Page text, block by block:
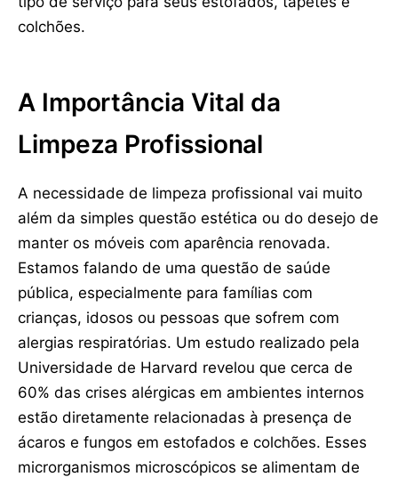
colchões.
A Importância Vital da
Limpeza Profissional
A necessidade de limpeza profissional vai muito
além da simples questão estética ou do desejo de
manter os móveis com aparência renovada.
Estamos falando de uma questão de saúde
pública, especialmente para famílias com
crianças, idosos ou pessoas que sofrem com
alergias respiratórias. Um estudo realizado pela
Universidade de Harvard revelou que cerca de
60% das crises alérgicas em ambientes internos
estão diretamente relacionadas à presença de
ácaros e fungos em estofados e colchões. Esses
microrganismos microscópicos se alimentam de